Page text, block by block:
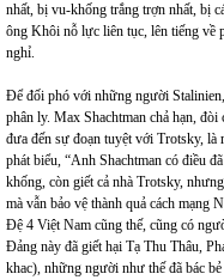
nhất, bị vu-khống trắng trợn nhất, bị
ông Khôi nỗ lực liên tục, lên tiếng về
nghỉ.
Để đối phó với những người
phân ly. Max Shachtman chả hạn,
đưa đến sự đoạn tuyệt với Trotsky,
phát biểu, “Anh Shachtman có điều
khống, còn giết cả nhà Trotsky,
mà vẫn bảo vệ thành quả cách mạng
Đệ 4 Việt Nam cũng thế, cũng có
Đảng này đã giết hại Tạ Thu Thâu,
khac), những người như thế đã bác